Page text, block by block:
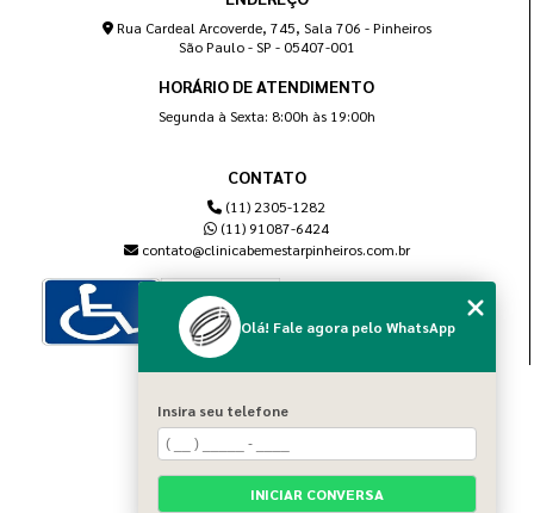
Rua Cardeal Arcoverde, 745, Sala 706 - Pinheiros
São Paulo - SP - 05407-001
HORÁRIO DE ATENDIMENTO
Segunda à Sexta: 8:00h às 19:00h
CONTATO
(11) 2305-1282
(11) 91087-6424
contato@clinicabemestarpinheiros.com.br
Home
Sobre nós
Blog
Serviços
Olá! Fale agora pelo WhatsApp
Insira seu telefone
INICIAR CONVERSA